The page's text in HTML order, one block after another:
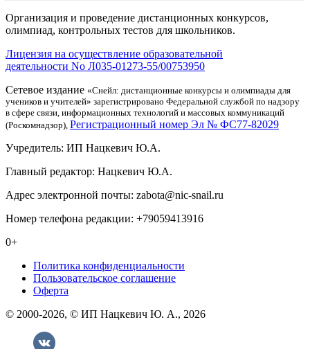
Организация и проведение дистанционных конкурсов,
олимпиад, контрольных тестов для школьников.
Лицензия на осуществление образовательной
деятельности No Л035-01273-55/00753950
Сетевое издание «Снейл: дистанционные конкурсы и олимпиады для
учеников и учителей» зарегистрировано Федеральной службой по надзору
в сфере связи, информационных технологий и массовых коммуникаций
(Роскомнадзор), Регистрационный номер Эл № ФС77-82029
Учредитель: ИП Нацкевич Ю.А.
Главный редактор: Нацкевич Ю.А.
Адрес электронной почты: zabota@nic-snail.ru
Номер телефона редакции: +79059413916
0+
Политика конфиденциальности
Пользовательское соглашение
Оферта
© 2000-2026, © ИП Нацкевич Ю. А., 2026